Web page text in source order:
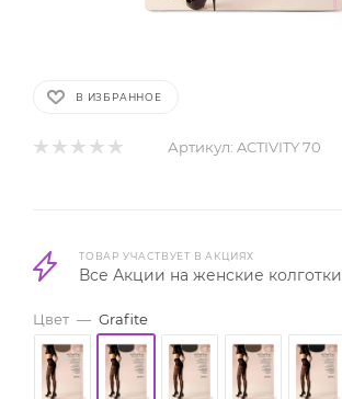
В ИЗБРАННОЕ
Артикул: ACTIVITY 70
ТОВАР УЧАСТВУЕТ В АКЦИЯХ
Все Акции на женские колготки
Цвет — Grafite